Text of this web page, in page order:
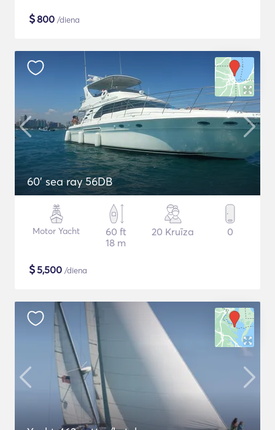
$800 /diena
60' sea ray 56DB
Motor Yacht
60 ft
18 m
20 Kruīza 0
$5,500 /diena